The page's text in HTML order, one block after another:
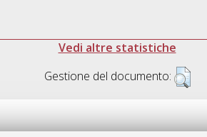
Vedi altre statistiche
Gestione del documento: